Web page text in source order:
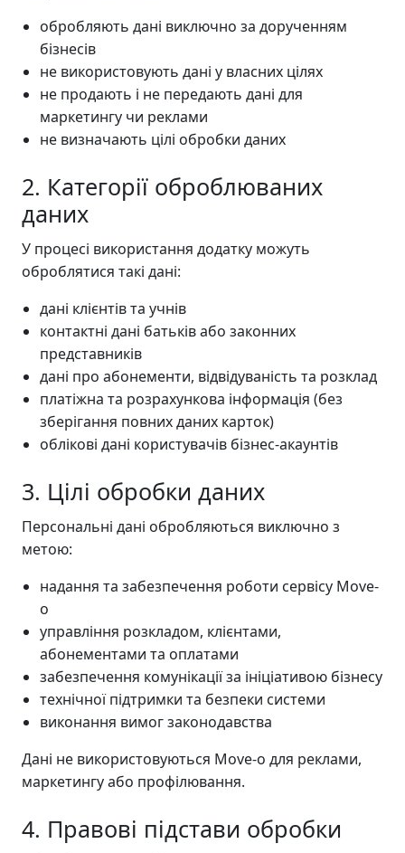
обробляють дані виключно за дорученням
бізнесів
не використовують дані у власних цілях
не продають і не передають дані для
маркетингу чи реклами
не визначають цілі обробки даних
2. Категорії оброблюваних
даних
У процесі використання додатку можуть
оброблятися такі дані:
дані клієнтів та учнів
контактні дані батьків або законних
представників
дані про абонементи, відвідуваність та розклад
платіжна та розрахункова інформація (без
зберігання повних даних карток)
облікові дані користувачів бізнес-акаунтів
3. Цілі обробки даних
Персональні дані обробляються виключно з
метою:
надання та забезпечення роботи сервісу Move-
o
управління розкладом, клієнтами,
абонементами та оплатами
забезпечення комунікації за ініціативою бізнесу
технічної підтримки та безпеки системи
виконання вимог законодавства
Дані не використовуються Move-o для реклами,
маркетингу або профілювання.
4. Правові підстави обробки